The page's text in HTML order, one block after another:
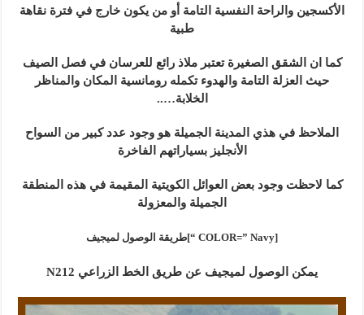
الأكسجين والراحة النفسية التامة أو من يكون خارج في فترة نقاهة
طبية
كما ان الشقق الصغيرة تعتبر ملاذ رائع للعرسان في فصل الصيف
حيث العزلة التامة والهدوء تكمله رومانسية المكان والمناظر
الخلابة…..
الملاحظ في هذي المدينة الجميلة هو وجود عدد كبير من السواح
الأنجليز بسياراتهم الفاخرة
كما لاحظت وجود بعض العوائل الكويتية المقيمة في هذه المنطقة
الجميلة والمعزولة
[COLOR=” Navy “]طريقة الوصول لميجيف
يمكن الوصول لميجيف عن طريق الخط الزراعي N212